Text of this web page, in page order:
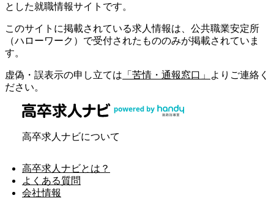
とした就職情報サイトです。
このサイトに掲載されている求人情報は、公共職業安定所
（ハローワーク）で受付されたもののみが掲載されていま
す。
虚偽・誤表示の申し立ては 「苦情・通報窓口」
よりご連絡く
ださい。
高卒求人ナビについて
高卒求人ナビとは？
よくある質問
会社情報